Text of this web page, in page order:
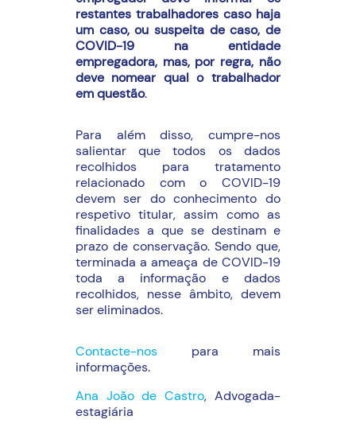
restantes trabalhadores caso haja
um caso, ou suspeita de caso, de
COVID-19 na entidade
empregadora, mas, por regra, não
deve nomear qual o trabalhador
em questão.
Para além disso, cumpre-nos
salientar que todos os dados
recolhidos para tratamento
relacionado com o COVID-19
devem ser do conhecimento do
respetivo titular, assim como as
finalidades a que se destinam e
prazo de conservação. Sendo que,
terminada a ameaça de COVID-19
toda a informação e dados
recolhidos, nesse âmbito, devem
ser eliminados.
Contacte-nospara mais
informações.
Ana João de Castro, Advogada-
estagiária